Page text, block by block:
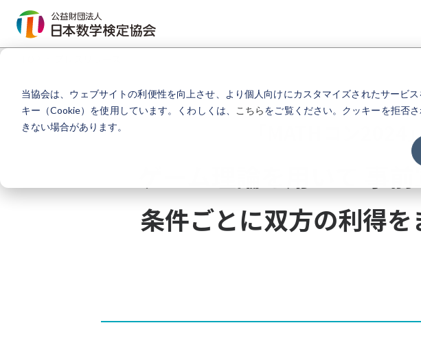
当協会は、ウェブサイトの利便性を向上させ、より個人向けにカスタマイズされたサービ
キー（Cookie）を使用しています。くわしくは、
こちらをご覧ください。クッキーを拒否
きない場合があります。
「MATHコン2024
ゲーム理論を用いて 事
条件ごとに双方の利得